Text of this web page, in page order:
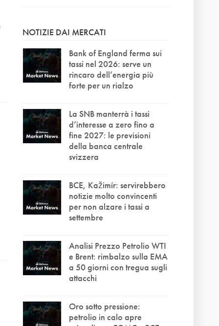
NOTIZIE DAI MERCATI
Bank of England ferma sui
tassi nel 2026: serve un
rincaro dell’energia più
forte per un rialzo
La SNB manterrà i tassi
d’interesse a zero fino a
fine 2027: le previsioni
della banca centrale
svizzera
BCE, Kažimír: servirebbero
notizie molto convincenti
per non alzare i tassi a
settembre
Analisi Prezzo Petrolio WTI
e Brent: rimbalzo sulla EMA
a 50 giorni con tregua sugli
attacchi
Oro sotto pressione:
petrolio in calo apre